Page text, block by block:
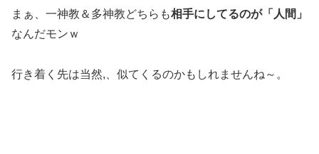
まぁ、一神教＆多神教どちらも相手にしてるのが「人間」
なんだモンｗ
行き着く先は当然,、似てくるのかもしれませんね～。